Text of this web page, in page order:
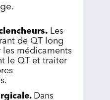
Les
de QT long
médicaments
le QT et traiter
Dans